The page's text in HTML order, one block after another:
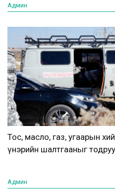
Админ
Тос, масло, газ, угаарын
үнэрийн шалтгааныг
Админ